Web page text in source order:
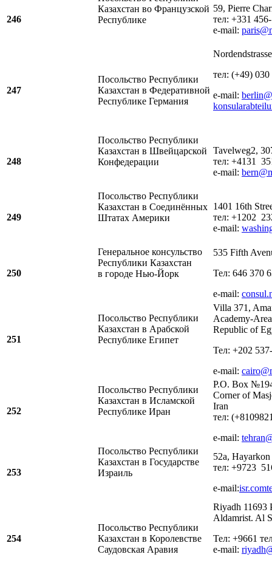
246
Казахстан во Французской
Республике
59, Pierre
тел: +331
e-mail:
247
Посольство Республики
Казахстан в Федеративной
Республике Германия
тел: (+49)
e-mail:
248
Посольство Республики
Казахстан в Швейцарской
Конфедерации
Tavelweg2,
тел: +4131
e-mail:
249
Посольство Республики
Казахстан в Соединённых
Штатах Америки
1401 16th
тел: +1202
e-mail:
250
Генеральное консульство
Республики Казахстан
в городе Нью-Йорк
535 Fifth
Тел: 646 370
e-mail:
251
Посольство Республики
Казахстан в Арабской
Республике Египет
Villa 371,
Academy-
Republic of
Тел: +202
e-mail:
252
Посольство Республики
Казахстан в Исламской
Республике Иран
P.O. Box
Corner of
Iran
тел:
e-mail:
253
Посольство Республики
Казахстан в Государстве
Израиль
52a,
тел: +9723
e-mail:
254
Посольство Республики
Казахстан в Королевстве
Саудовская Аравия
Riyadh 11693
Aldamrist. Al
Тел: +9661
e-mail: